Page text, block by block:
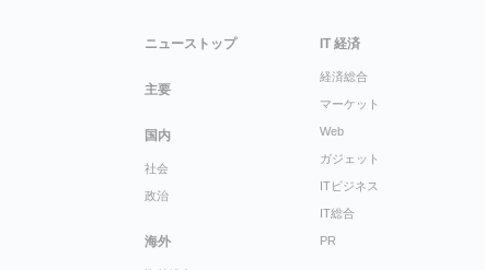
ニューストップ
主要
国内
社会
政治
海外
IT 経済
経済総合
マーケット
Web
ガジェット
ITビジネス
IT総合
PR